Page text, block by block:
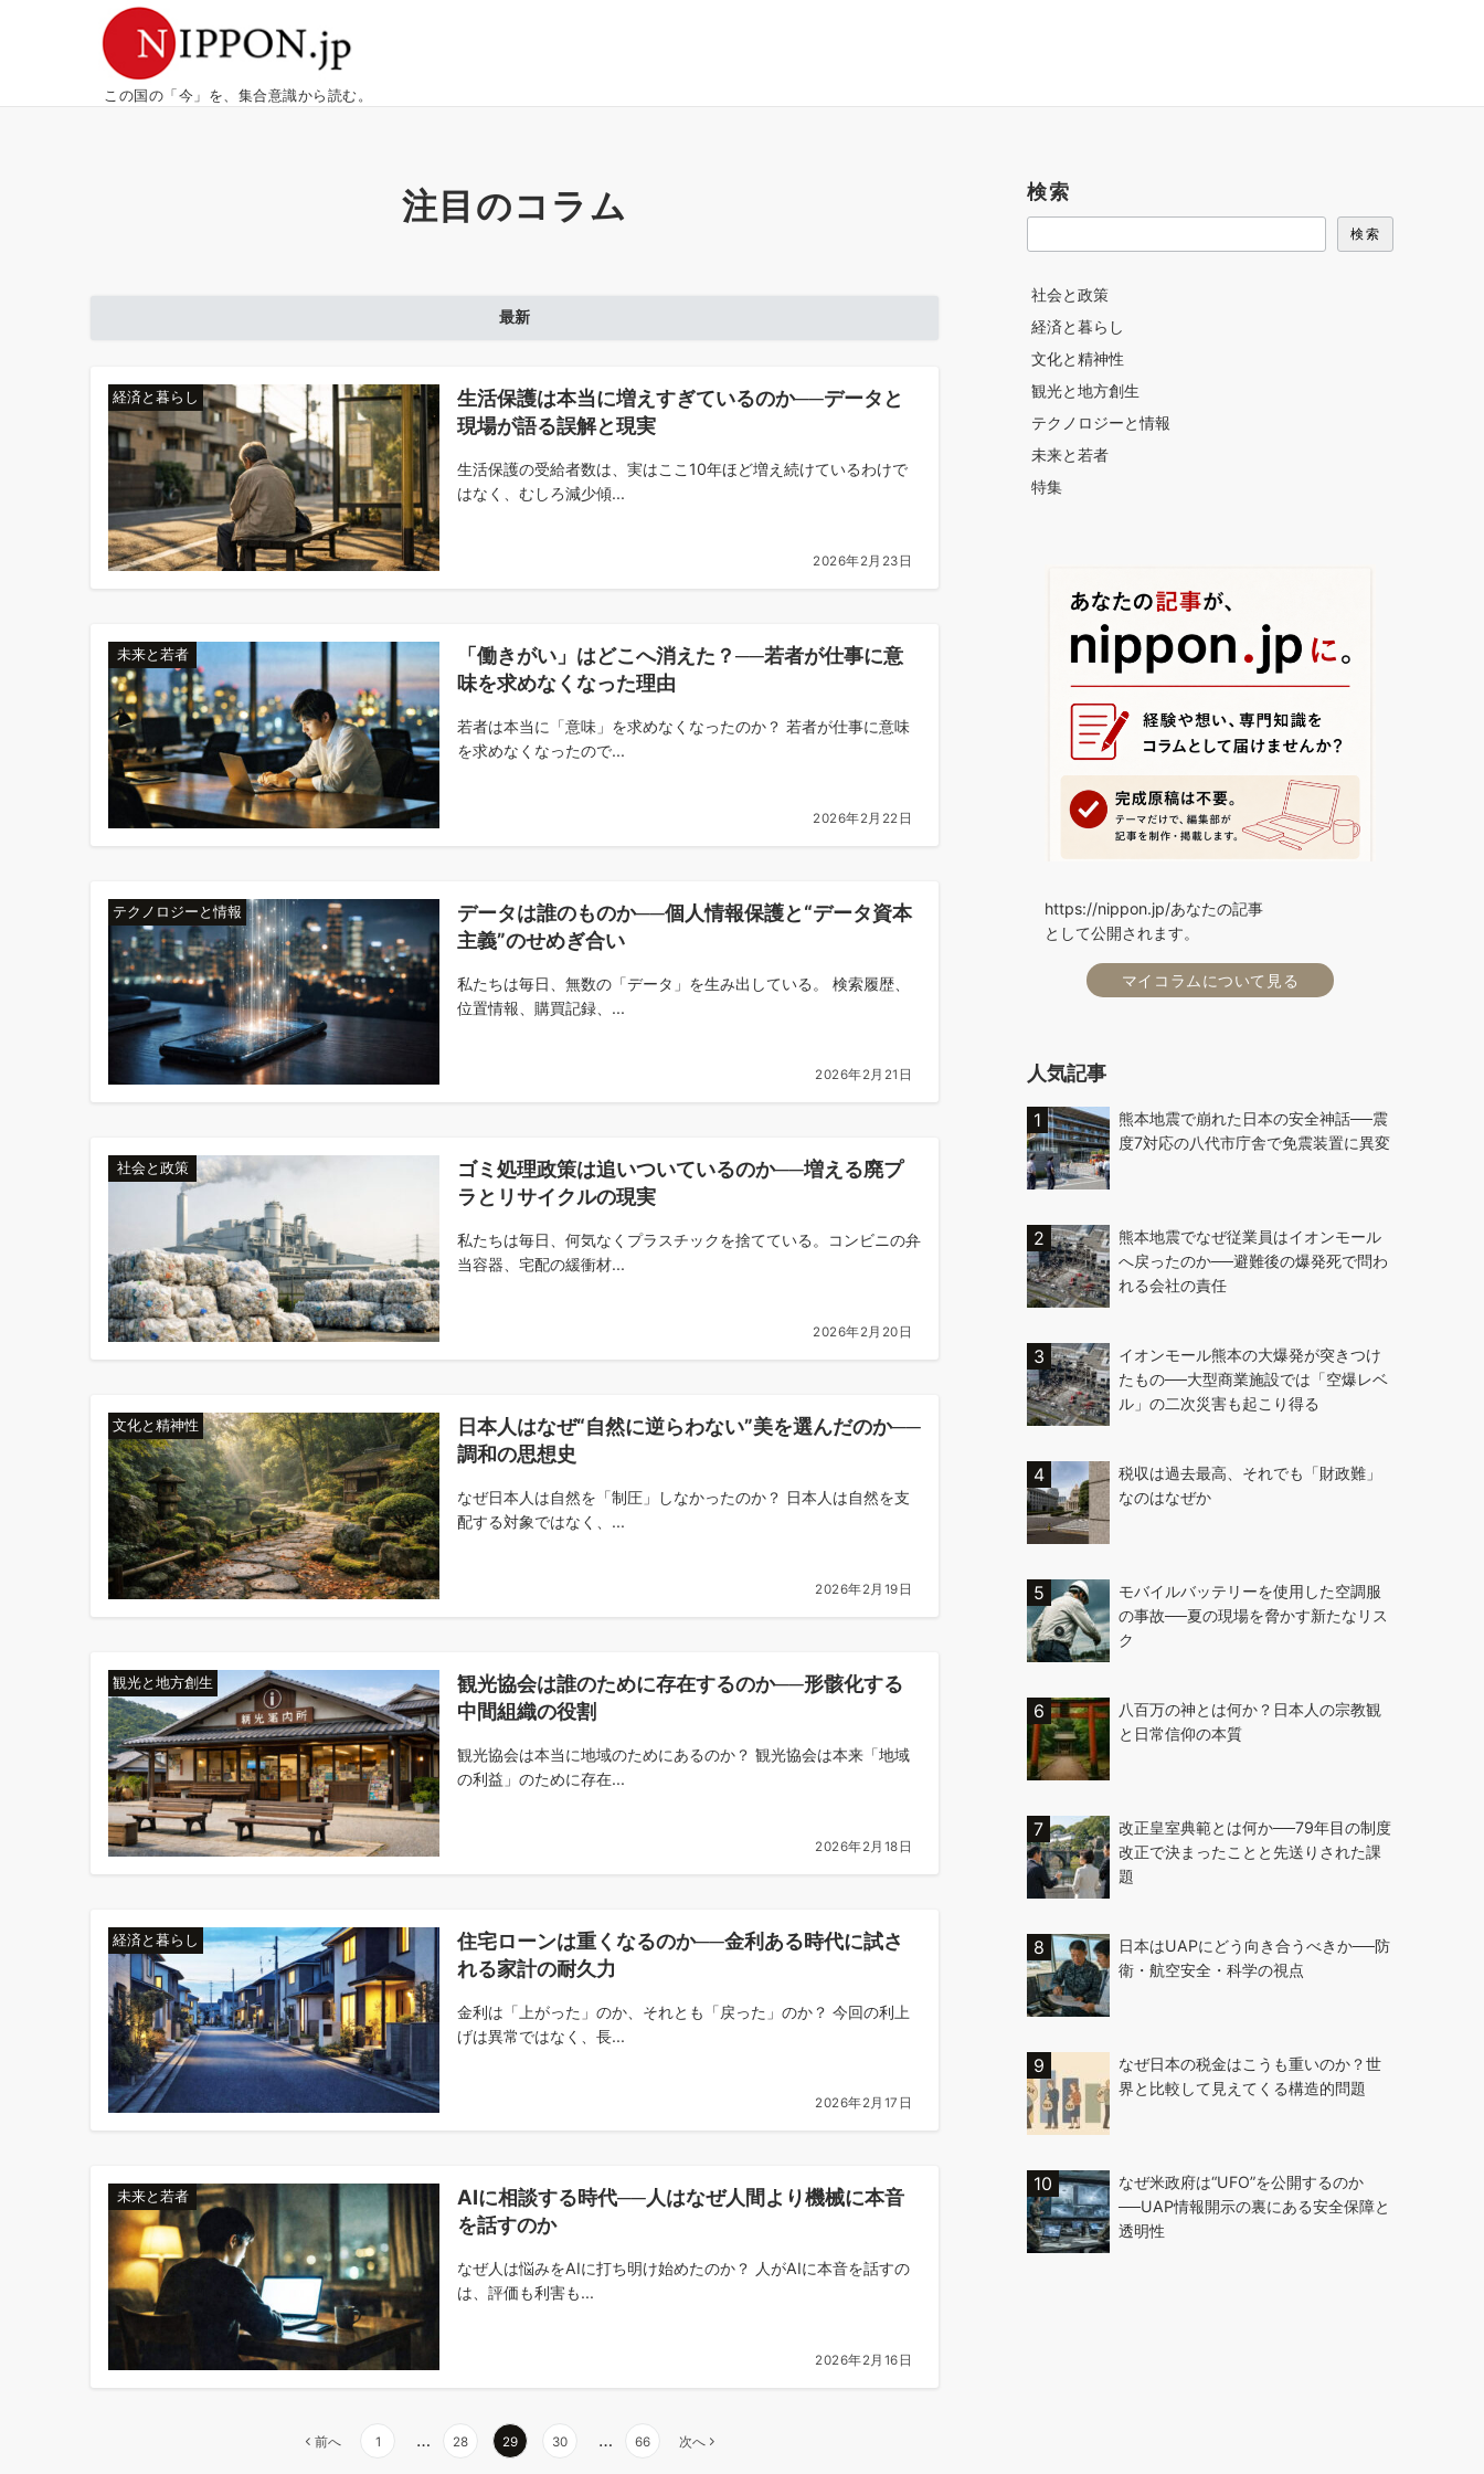
この国の「今」を、集合意識から読む。
注目のコラム
最新
経済と暮らし
生活保護は本当に増えすぎているのか──データと
現場が語る誤解と現実
生活保護の受給者数は、実はここ10年ほど増え続けているわけで
はなく、むしろ減少傾...
2026年2月23日
未来と若者
「働きがい」はどこへ消えた？──若者が仕事に意
味を求めなくなった理由
若者は本当に「意味」を求めなくなったのか？ 若者が仕事に意味
を求めなくなったので...
2026年2月22日
テクノロジーと情報
データは誰のものか──個人情報保護と“データ資本
主義”のせめぎ合い
私たちは毎日、無数の「データ」を生み出している。 検索履歴、
位置情報、購買記録、...
2026年2月21日
社会と政策
ゴミ処理政策は追いついているのか──増える廃プ
ラとリサイクルの現実
私たちは毎日、何気なくプラスチックを捨てている。コンビニの弁
当容器、宅配の緩衝材...
2026年2月20日
文化と精神性
日本人はなぜ“自然に逆らわない”美を選んだのか──
調和の思想史
なぜ日本人は自然を「制圧」しなかったのか？ 日本人は自然を支
配する対象ではなく、...
2026年2月19日
観光と地方創生
観光協会は誰のために存在するのか──形骸化する
中間組織の役割
観光協会は本当に地域のためにあるのか？ 観光協会は本来「地域
の利益」のために存在...
2026年2月18日
経済と暮らし
住宅ローンは重くなるのか──金利ある時代に試さ
れる家計の耐久力
金利は「上がった」のか、それとも「戻った」のか？ 今回の利上
げは異常ではなく、長...
2026年2月17日
未来と若者
AIに相談する時代──人はなぜ人間より機械に本音
を話すのか
なぜ人は悩みをAIに打ち明け始めたのか？ 人がAIに本音を話すの
は、評価も利害も...
2026年2月16日
前へ 1 … 28 29 30 … 66 次へ
検索
検索
社会と政策
経済と暮らし
文化と精神性
観光と地方創生
テクノロジーと情報
未来と若者
特集
https://nippon.jp/あなたの記事
として公開されます。
マイコラムについて見る
人気記事
熊本地震で崩れた日本の安全神話──震
度7対応の八代市庁舎で免震装置に異変
熊本地震でなぜ従業員はイオンモール
へ戻ったのか──避難後の爆発死で問わ
れる会社の責任
イオンモール熊本の大爆発が突きつけ
たもの──大型商業施設では「空爆レベ
ル」の二次災害も起こり得る
税収は過去最高、それでも「財政難」
なのはなぜか
モバイルバッテリーを使用した空調服
の事故──夏の現場を脅かす新たなリス
ク
八百万の神とは何か？日本人の宗教観
と日常信仰の本質
改正皇室典範とは何か──79年目の制度
改正で決まったことと先送りされた課
題
日本はUAPにどう向き合うべきか──防
衛・航空安全・科学の視点
なぜ日本の税金はこうも重いのか？世
界と比較して見えてくる構造的問題
なぜ米政府は“UFO”を公開するのか
──UAP情報開示の裏にある安全保障と
透明性